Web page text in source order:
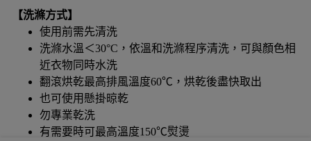
【洗滌方式】
使用前需先清洗
洗滌水溫＜30°C，依溫和洗滌程序清洗，可與顏色相
近衣物同時水洗
翻滾烘乾最高排風溫度60℃，烘乾後盡快取出
也可使用懸掛晾乾
勿專業乾洗
有需要時可最高溫度150℃熨燙